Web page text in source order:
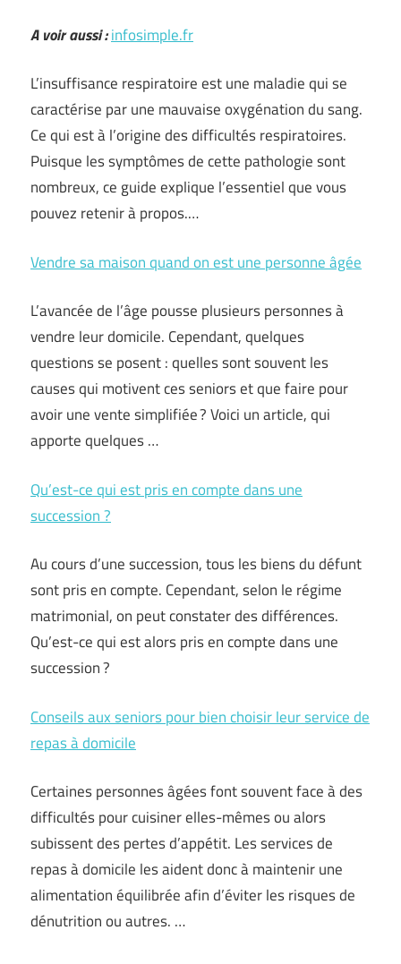
A voir aussi :infosimple.fr
L’insuffisance respiratoire est une maladie qui se
caractérise par une mauvaise oxygénation du sang.
Ce qui est à l’origine des difficultés respiratoires.
Puisque les symptômes de cette pathologie sont
nombreux, ce guide explique l’essentiel que vous
pouvez retenir à propos.…
Vendre sa maison quand on est une personne âgée
L’avancée de l’âge pousse plusieurs personnes à
vendre leur domicile. Cependant, quelques
questions se posent : quelles sont souvent les
causes qui motivent ces seniors et que faire pour
avoir une vente simplifiée ? Voici un article, qui
apporte quelques …
Qu’est-ce qui est pris en compte dans une
succession ?
Au cours d’une succession, tous les biens du défunt
sont pris en compte. Cependant, selon le régime
matrimonial, on peut constater des différences.
Qu’est-ce qui est alors pris en compte dans une
succession ?
Conseils aux seniors pour bien choisir leur service de
repas à domicile
Certaines personnes âgées font souvent face à des
difficultés pour cuisiner elles-mêmes ou alors
subissent des pertes d’appétit. Les services de
repas à domicile les aident donc à maintenir une
alimentation équilibrée afin d’éviter les risques de
dénutrition ou autres. …